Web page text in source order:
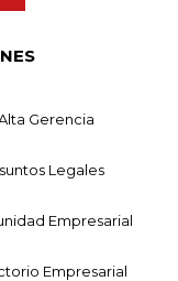
Gerencia
Legales
Empresarial
Empresarial